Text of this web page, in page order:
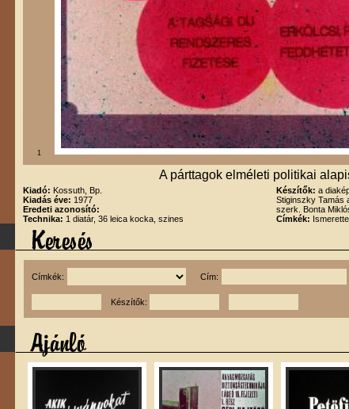
1
A párttagok elméleti politikai
Kiadó: Kossuth, Bp.
Kiadás éve: 1977
Eredeti azonosító:
Technika: 1 diatár, 36 leica kocka, szines
Készítők: a
Stiginszky Tamás
szerk. Bonta
Címkék:
Címkék: Cím:
Készítők: